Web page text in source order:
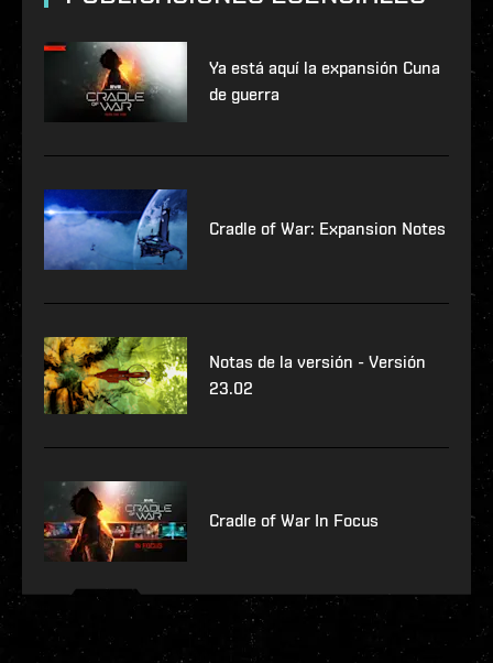
Ya está aquí la expansión Cuna
de guerra
Cradle of War: Expansion Notes
Notas de la versión - Versión
23.02
Cradle of War In Focus